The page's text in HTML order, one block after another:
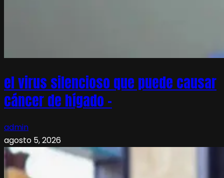
el virus silencioso que puede causar
cáncer de hígado –
admin
agosto 5, 2026